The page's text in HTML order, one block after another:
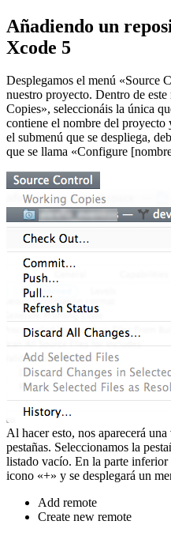
Añadiendo un
Xcode 5
Desplegamos el menú «Source
nuestro proyecto. Dentro de
Copies», seleccionáis la única
contiene el nombre del proyecto
el submenú que se despliega,
que se llama «Configure
Al hacer esto, nos aparecerá
pestañas. Seleccionamos la
listado vacío. En la parte inferior
icono «+» y se desplegará un
Add remote
Create new remote